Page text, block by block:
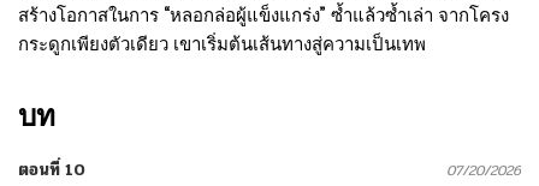
สร้างโอกาสในการ “หลอกล่อผู้แข็งแกร่ง” ซ้ำแล้วซ้ำเล่า จากโครง
กระดูกเพียงตัวเดียว เขาเริ่มต้นเส้นทางสู่ความเป็นเทพ
บท
ตอนที่ 10 07/20/2026